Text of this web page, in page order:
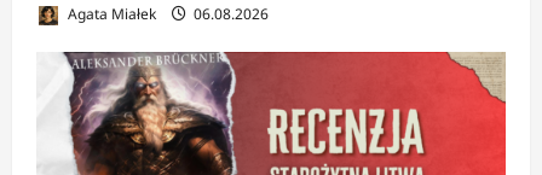
Agata Miałek 06.08.2026